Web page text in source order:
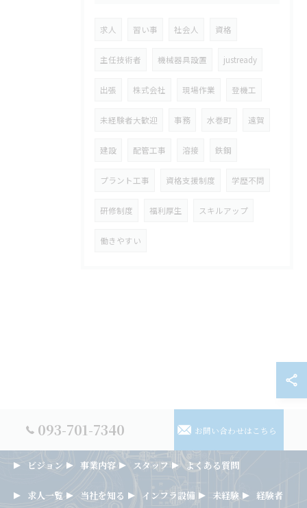
求人 習い事 社会人 資格
主任技術者 機械器具設置 justready
出張 株式会社 現場作業 登機工
未経験者大歓迎 事務 水巻町 遠賀
建設 配管工事 溶接 鉄鋼
プラント工事 資格支援制度 学歴不問
研修制度 福利厚生 スキルアップ
働きやすい
093-701-7340 お問い合わせはこちら
ビジョン 事業内容 スタッフ よくある質問
求人一覧 当社を知る インフラ設備 未経験 経験者